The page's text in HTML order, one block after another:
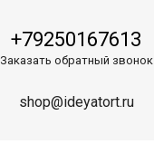
+79250167613
Заказать обратный звонок
shop@ideyatort.ru